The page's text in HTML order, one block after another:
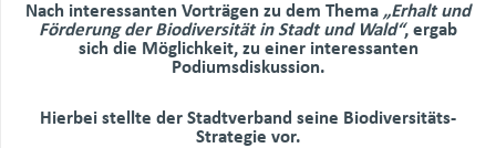
Nach interessanten Vorträgen zu dem Thema „Erhalt und
Förderung der Biodiversität in Stadt und Wald“, ergab
sich die Möglichkeit, zu einer interessanten
Podiumsdiskussion.
Hierbei stellte der Stadtverband seine Biodiversitäts-
Strategie vor.